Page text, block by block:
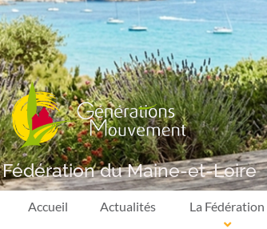
Fédération du Maine-et-Loire
Accueil Actualités La Fédération